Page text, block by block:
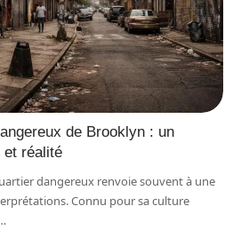
de Brooklyn : un
et réalité
dangereux renvoie souvent à une
Connu pour sa culture